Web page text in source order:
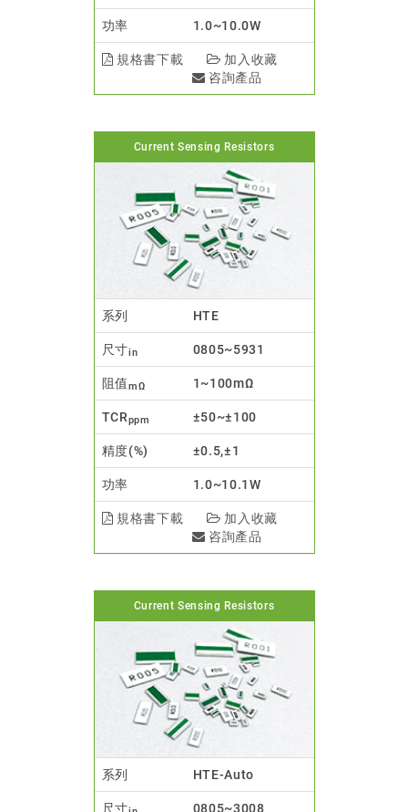
功率 1.0~10.0W
規格書下載
加入收藏
咨詢產品
Current Sensing Resistors
系列 HTE
尺寸in 0805~5931
阻值mΩ 1~100mΩ
TCRppm ±50~±100
精度(%) ±0.5,±1
功率 1.0~10.1W
規格書下載
加入收藏
咨詢產品
Current Sensing Resistors
系列 HTE-Auto
尺寸 0805~3008